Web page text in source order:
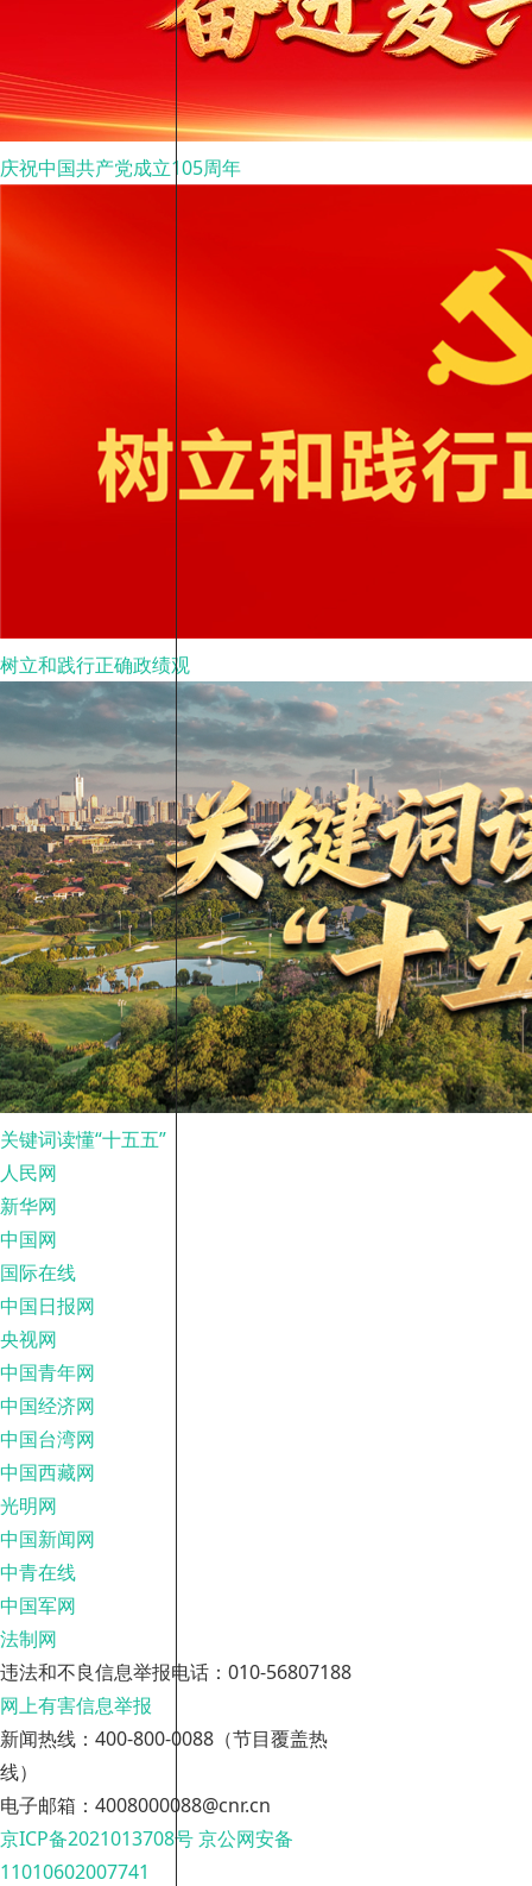
庆祝中国共产党成立105周年
树立和践行正确政绩观
关键词读懂“十五五”
人民网
新华网
中国网
国际在线
中国日报网
央视网
中国青年网
中国经济网
中国台湾网
中国西藏网
光明网
中国新闻网
中青在线
中国军网
法制网
违法和不良信息举报电话：010-56807188
网上有害信息举报
新闻热线：400-800-0088（节目覆盖热
线）
电子邮箱：4008000088@cnr.cn
京ICP备2021013708号京公网安备
11010602007741